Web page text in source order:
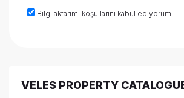
Bilgi aktarımı koşullarını kabul ediyorum
VELES PROPERTY